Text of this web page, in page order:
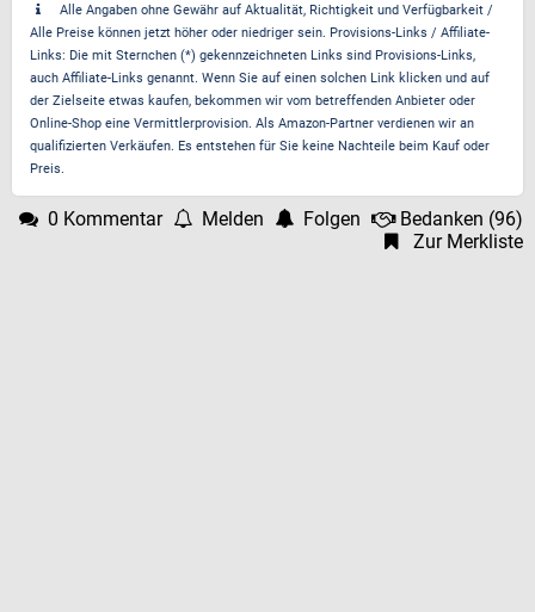
Alle Angaben ohne Gewähr auf Aktualität, Richtigkeit und Verfügbarkeit /
Alle Preise können jetzt höher oder niedriger sein. Provisions-Links / Affiliate-
Links: Die mit Sternchen (*) gekennzeichneten Links sind Provisions-Links,
auch Affiliate-Links genannt. Wenn Sie auf einen solchen Link klicken und auf
der Zielseite etwas kaufen, bekommen wir vom betreffenden Anbieter oder
Online-Shop eine Vermittlerprovision. Als Amazon-Partner verdienen wir an
qualifizierten Verkäufen. Es entstehen für Sie keine Nachteile beim Kauf oder
Preis.
0 Kommentar Melden Folgen Bedanken (96)
Zur Merkliste